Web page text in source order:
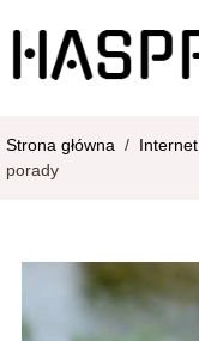
Strona główna / Internet
porady